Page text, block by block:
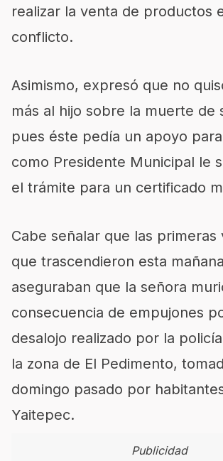
realizar la venta de productos
conflicto.
Asimismo, expresó que no
más al hijo sobre la muerte de
pues éste pedía un apoyo
como Presidente Municipal le
el trámite para un certificado
Cabe señalar que las primeras
que trascendieron esta mañana
aseguraban que la señora
consecuencia de empujones
desalojo realizado por la
la zona de El Pedimento,
domingo pasado por
Yaitepec.
Publicidad